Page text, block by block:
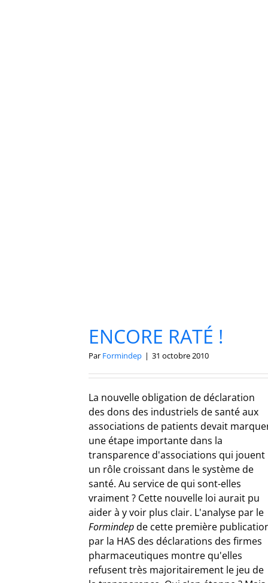
ENCORE RATÉ !
Par Formindep | 31 octobre 2010
La nouvelle obligation de déclaration
des dons des industriels de santé aux
associations de patients devait
une étape importante dans la
transparence d'associations qui jouent
un rôle croissant dans le système de
santé. Au service de qui sont-elles
vraiment ? Cette nouvelle loi aurait pu
aider à y voir plus clair. L'analyse par le
Formindepde cette première
par la HAS des déclarations des firmes
pharmaceutiques montre qu'elles
refusent très majoritairement le jeu de